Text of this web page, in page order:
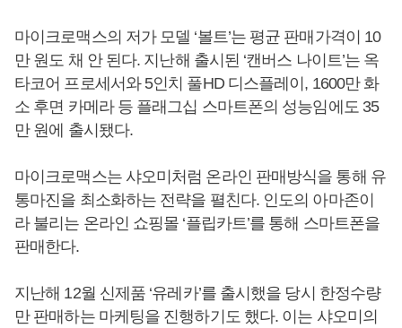
마이크로맥스의 저가 모델 ‘볼트’는 평균 판매가격이 10
만 원도 채 안 된다. 지난해 출시된 ‘캔버스 나이트’는 옥
타코어 프로세서와 5인치 풀HD 디스플레이, 1600만 화
소 후면 카메라 등 플래그십 스마트폰의 성능임에도 35
만 원에 출시됐다.
마이크로맥스는 샤오미처럼 온라인 판매방식을 통해 유
통마진을 최소화하는 전략을 펼친다. 인도의 아마존이
라 불리는 온라인 쇼핑몰 ‘플립카트’를 통해 스마트폰을
판매한다.
지난해 12월 신제품 ‘유레카’를 출시했을 당시 한정수량
만 판매하는 마케팅을 진행하기도 했다. 이는 샤오미의